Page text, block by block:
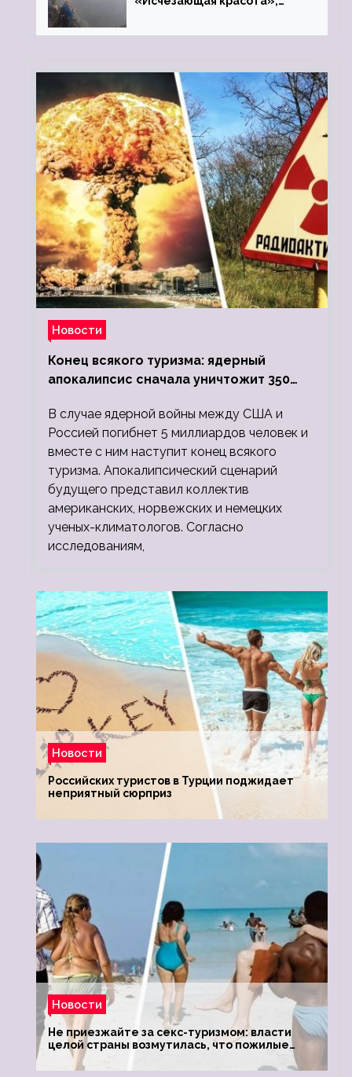
Новости
Конец всякого туризма: ядерный
апокалипсис сначала уничтожит 350
людей
В случае ядерной войны между США и
Россией погибнет 5 миллиардов человек и
вместе с ним наступит конец всякого
туризма. Апокалипсический сценарий
будущего представил коллектив
американских, норвежских и немецких
ученых-климатологов. Согласно
исследованиям,
Новости
Российских туристов в Турции поджидает
неприятный сюрприз
Новости
Не приезжайте за секс-туризмом: власти
целой страны возмутилась, что пожилые
туристки массово едут к ним, чтобы
обзавестись молодыми любовниками